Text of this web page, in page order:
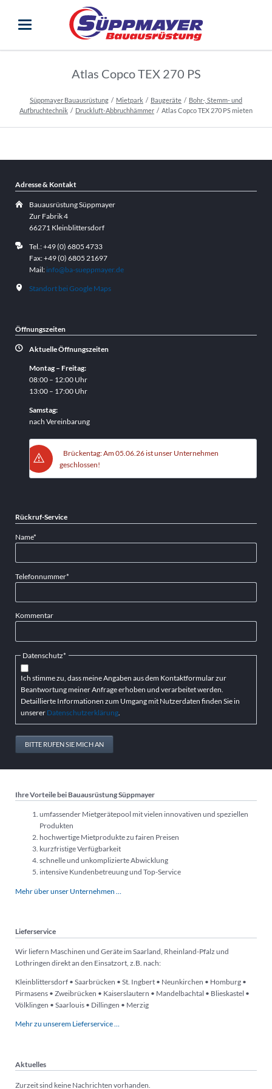
Atlas Copco TEX 270 PS
Süppmayer Bauausrüstung Mietpark Baugeräte
Bohr-, Stemm- und
Aufbruchtechnik
Druckluft-Abbruchhämmer Atlas Copco TEX 270 PS mieten
Adresse & Kontakt
Bauausrüstung Süppmayer
Zur Fabrik 4
66271 Kleinblittersdorf
Tel.: +49 (0) 6805 4733
Fax: +49 (0) 6805 21697
Mail: info@ba-sueppmayer.de
Standort bei Google Maps
Öffnungszeiten
Aktuelle Öffnungszeiten
Montag – Freitag:
08:00 – 12:00 Uhr
13:00 – 17:00 Uhr
Samstag:
nach Vereinbarung
Brückentag: Am 05.06.26 ist unser Unternehmen
geschlossen!
Rückruf-Service
Pflichtfeld
Name*
Pflichtfeld
Telefonnummer*
Kommentar
Pflichtfeld
Datenschutz*
Ich stimme zu, dass meine Angaben aus dem Kontaktformular zur
Beantwortung meiner Anfrage erhoben und verarbeitet werden.
Detaillierte Informationen zum Umgang mit Nutzerdaten finden Sie in
unserer Datenschutzerklärung.
BITTE RUFEN SIE MICH AN
Ihre Vorteile bei Bauausrüstung Süppmayer
umfassender Mietgerätepool mit vielen innovativen und speziellen
Produkten
hochwertige Mietprodukte zu fairen Preisen
kurzfristige Verfügbarkeit
schnelle und unkomplizierte Abwicklung
intensive Kundenbetreuung und Top-Service
Mehr über unser Unternehmen …
Lieferservice
Wir liefern Maschinen und Geräte im Saarland, Rheinland-Pfalz und
Lothringen direkt an den Einsatzort, z.B. nach:
Kleinblittersdorf • Saarbrücken • St. Ingbert • Neunkirchen • Homburg •
Pirmasens • Zweibrücken • Kaiserslautern • Mandelbachtal • Blieskastel •
Völklingen • Saarlouis • Dillingen • Merzig
Mehr zu unserem Lieferservice …
Aktuelles
Zurzeit sind keine Nachrichten vorhanden.